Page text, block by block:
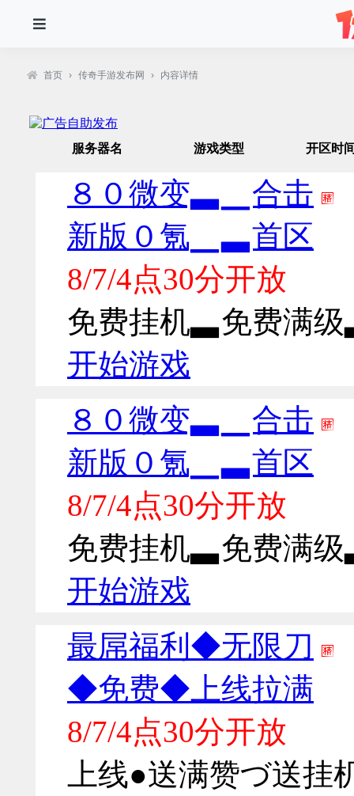
首页 › 传奇手游发布网 › 内容详情